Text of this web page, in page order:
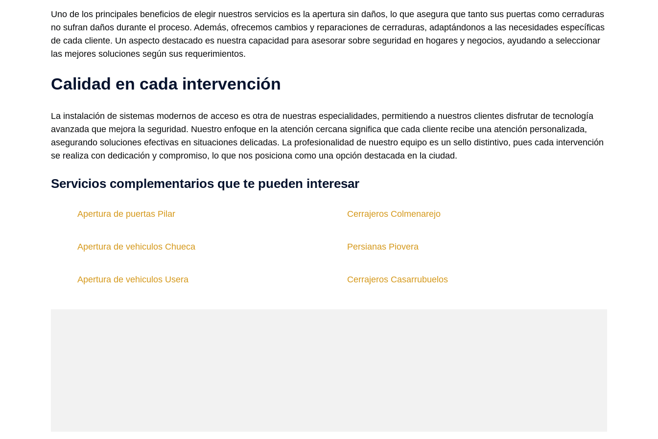
Uno de los principales beneficios de elegir nuestros servicios es la apertura sin daños, lo que asegura que tanto sus puertas como cerraduras
no sufran daños durante el proceso. Además, ofrecemos cambios y reparaciones de cerraduras, adaptándonos a las necesidades específicas
de cada cliente. Un aspecto destacado es nuestra capacidad para asesorar sobre seguridad en hogares y negocios, ayudando a seleccionar
las mejores soluciones según sus requerimientos.
Calidad en cada intervención
La instalación de sistemas modernos de acceso es otra de nuestras especialidades, permitiendo a nuestros clientes disfrutar de tecnología
avanzada que mejora la seguridad. Nuestro enfoque en la atención cercana significa que cada cliente recibe una atención personalizada,
asegurando soluciones efectivas en situaciones delicadas. La profesionalidad de nuestro equipo es un sello distintivo, pues cada intervención
se realiza con dedicación y compromiso, lo que nos posiciona como una opción destacada en la ciudad.
Servicios complementarios que te pueden interesar
Apertura de puertas Pilar Cerrajeros Colmenarejo
Apertura de vehiculos Chueca Persianas Piovera
Apertura de vehiculos Usera Cerrajeros Casarrubuelos